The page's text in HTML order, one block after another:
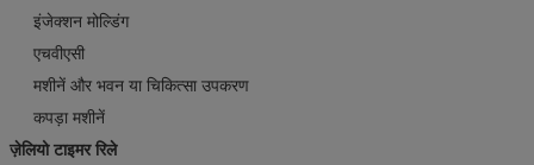
इंजेक्शन मोल्डिंग
एचवीएसी
मशीनें और भवन या चिकित्सा उपकरण
कपड़ा मशीनें
ज़ेलियो टाइमर रिले